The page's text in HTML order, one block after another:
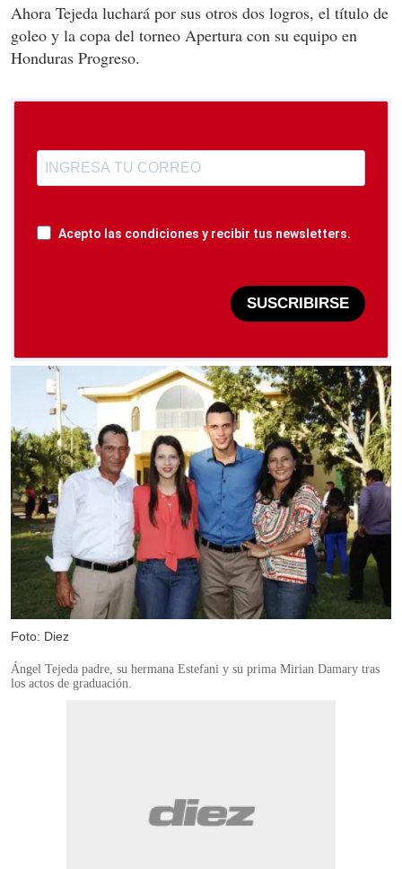
Ahora Tejeda luchará por sus otros dos logros, el título de
goleo y la copa del torneo Apertura con su equipo en
Honduras Progreso.
Acepto las condiciones y recibir tus newsletters.
SUSCRIBIRSE
Foto: Diez
Ángel Tejeda padre, su hermana Estefani y su prima Mirian Damary tras
los actos de graduación.